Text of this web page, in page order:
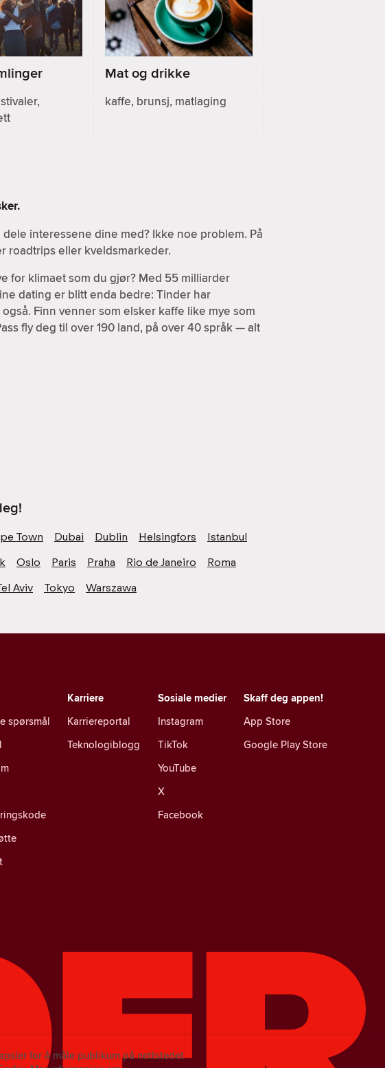
Mat og drikke
kaffe, brunsj, matlaging
interessene dine med? Ikke noe problem. På
roadtrips eller kveldsmarkeder.
for klimaet som du gjør? Med 55 milliarder
dating er blitt enda bedre: Tinder har
Finn venner som elsker kaffe like mye som
fly deg til over 190 land, på over 40 språk — alt
Town Dubai Dublin Helsingfors
Istanbul
Oslo Paris Praha Rio de Janeiro
Roma
Aviv Tokyo Warszawa
Sosiale medier
Instagram
TikTok
YouTube
X
Facebook
Karriere
Karriereportal
Teknologiblogg
spørsmål
Skaff deg appen!
App Store
Google Play Store
for å måle publikum på nettstedet